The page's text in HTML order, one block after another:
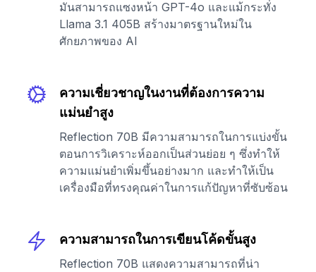
มันสามารถแซงหน้า GPT-4o และแม้กระทั่ง
Llama 3.1 405B สร้างมาตรฐานใหม่ใน
ศักยภาพของ AI
ความเชี่ยวชาญในงานที่ต้องการความ
แม่นยำสูง
Reflection 70B มีความสามารถในการแบ่งขั้น
ตอนการวิเคราะห์ออกเป็นส่วนย่อย ๆ ซึ่งทำให้
ความแม่นยำเพิ่มขึ้นอย่างมาก และทำให้เป็น
เครื่องมือที่ทรงคุณค่าในการแก้ปัญหาที่ซับซ้อน
ความสามารถในการเขียนโค้ดขั้นสูง
Reflection 70B แสดงความสามารถที่น่า